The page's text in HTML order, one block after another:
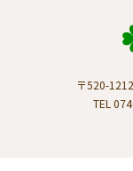
〒520-
TEL